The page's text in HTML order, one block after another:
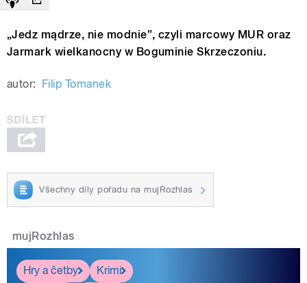
„Jedz mądrze, nie modnie”, czyli marcowy MUR oraz
Jarmark wielkanocny w Boguminie Skrzeczoniu.
autor: Filip Tomanek
Všechny díly pořadu na mujRozhlas
mujRozhlas
Hry a četby
Krimi